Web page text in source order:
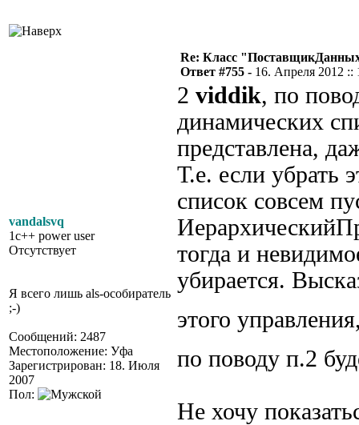
vandalsvq
1c++ power user
Отсутствует
Я всего лишь als-особиратель
;-)
Сообщений: 2487
Местоположение: Уфа
Зарегистрирован: 18. Июля
2007
Пол:
Re: Класс
Ответ #755 - 16. Апреля 2012 ::
2 viddik, по
динамических
представлена,
Т.е. если убрать
список совсем
тогда и
убирается.
этого
по поводу п.2
Не хочу